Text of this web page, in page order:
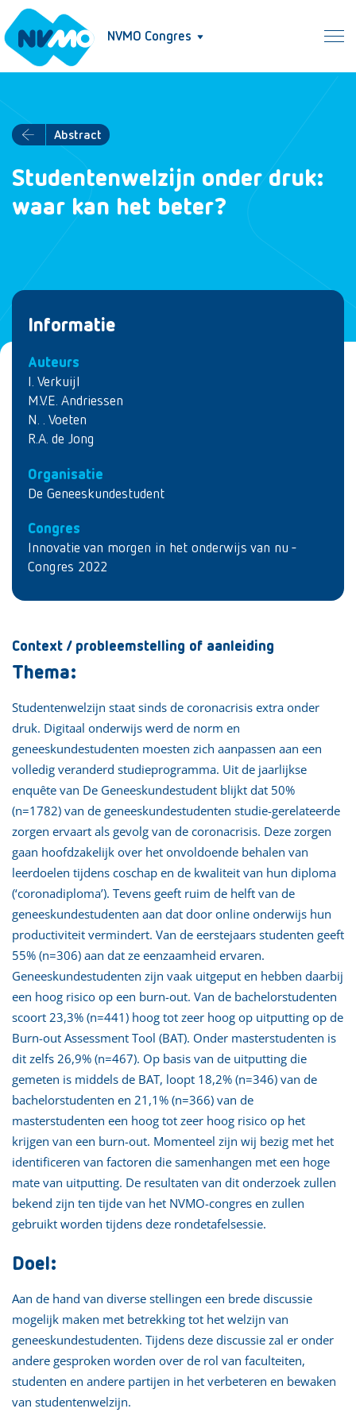
NVMO Congres
Abstract
Studentenwelzijn onder druk:
waar kan het beter?
Informatie
Auteurs
I. Verkuijl
M.V.E. Andriessen
N. . Voeten
R.A. de Jong
Organisatie
De Geneeskundestudent
Congres
Innovatie van morgen in het onderwijs van nu -
Congres 2022
Context / probleemstelling of aanleiding
Thema:
Studentenwelzijn staat sinds de coronacrisis extra onder
druk. Digitaal onderwijs werd de norm en
geneeskundestudenten moesten zich aanpassen aan een
volledig veranderd studieprogramma. Uit de jaarlijkse
enquête van De Geneeskundestudent blijkt dat 50%
(n=1782) van de geneeskundestudenten studie-gerelateerde
zorgen ervaart als gevolg van de coronacrisis. Deze zorgen
gaan hoofdzakelijk over het onvoldoende behalen van
leerdoelen tijdens coschap en de kwaliteit van hun diploma
(‘coronadiploma’). Tevens geeft ruim de helft van de
geneeskundestudenten aan dat door online onderwijs hun
productiviteit vermindert. Van de eerstejaars studenten geeft
55% (n=306) aan dat ze eenzaamheid ervaren.
Geneeskundestudenten zijn vaak uitgeput en hebben daarbij
een hoog risico op een burn-out. Van de bachelorstudenten
scoort 23,3% (n=441) hoog tot zeer hoog op uitputting op de
Burn-out Assessment Tool (BAT). Onder masterstudenten is
dit zelfs 26,9% (n=467). Op basis van de uitputting die
gemeten is middels de BAT, loopt 18,2% (n=346) van de
bachelorstudenten en 21,1% (n=366) van de
masterstudenten een hoog tot zeer hoog risico op het
krijgen van een burn-out. Momenteel zijn wij bezig met het
identificeren van factoren die samenhangen met een hoge
mate van uitputting. De resultaten van dit onderzoek zullen
bekend zijn ten tijde van het NVMO-congres en zullen
gebruikt worden tijdens deze rondetafelsessie.
Doel:
Aan de hand van diverse stellingen een brede discussie
mogelijk maken met betrekking tot het welzijn van
geneeskundestudenten. Tijdens deze discussie zal er onder
andere gesproken worden over de rol van faculteiten,
studenten en andere partijen in het verbeteren en bewaken
van studentenwelzijn.